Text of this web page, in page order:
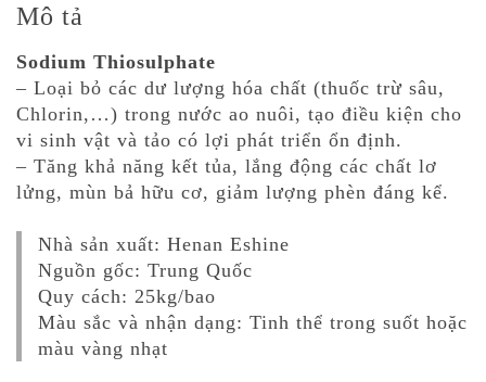
Mô tả
Sodium Thiosulphate
– Loại bỏ các dư lượng hóa chất (thuốc trừ sâu,
Chlorin,…) trong nước ao nuôi, tạo điều kiện cho
vi sinh vật và tảo có lợi phát triển ổn định.
– Tăng khả năng kết tủa, lắng động các chất lơ
lửng, mùn bả hữu cơ, giảm lượng phèn đáng kể.
Nhà sản xuất: Henan Eshine
Nguồn gốc: Trung Quốc
Quy cách: 25kg/bao
Màu sắc và nhận dạng: Tinh thể trong suốt hoặc
màu vàng nhạt